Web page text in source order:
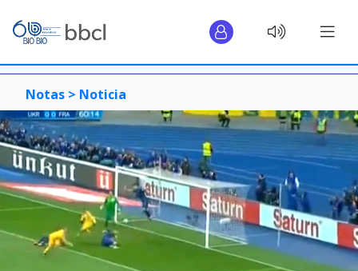
Notas > Noticia